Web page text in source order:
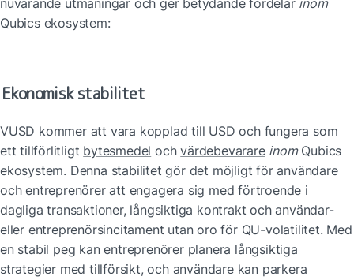
nuvarande utmaningar och ger betydande fördelar inom
Qubics ekosystem:
Ekonomisk stabilitet
VUSD kommer att vara kopplad till USD och fungera som
ett tillförlitligt bytesmedel och värdebevarare inom Qubics
ekosystem. Denna stabilitet gör det möjligt för användare
och entreprenörer att engagera sig med förtroende i
dagliga transaktioner, långsiktiga kontrakt och användar-
eller entreprenörsincitament utan oro för QU-volatilitet. Med
en stabil peg kan entreprenörer planera långsiktiga
strategier med tillförsikt, och användare kan parkera